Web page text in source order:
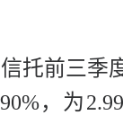
托前三季
，为